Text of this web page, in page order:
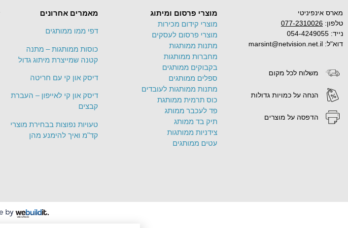
מארס אינפיניטי
טלפון: 077-2310026
נייד: 054-4249055
דוא"ל: marsint@netvision.net.il
משלוח לכל מקום
הנחה על כמויות גדולות
הדפסה על מוצרים
מוצרי פרסום ומיתוג
מוצרי קידום מכירות
מוצרי פרסום לעסקים
מתנות ממותגות
מחברות ממותגות
בקבוקים ממותגים
ספלים ממותגים
מתנות ממותגות לעובדים
כוס תרמית ממותגת
פד לעכבר ממותג
תיק בד ממותג
צידניות ממותגות
עטים ממותגים
מאמרים אחרונים
דפי ממו ממותגים
כוסות ממותגות – מתנה
קטנה שמייצרת מיתוג גדול
דיסק און קי עם חריטה
דיסק און קי לאייפון – העברת
קבצים
טעויות נפוצות בבחירת מוצרי
קד"מ ואיך להימנע מהן